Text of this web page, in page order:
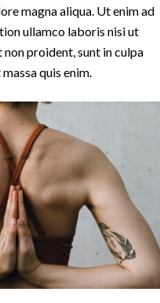
magna aliqua. Ut enim ad
ullamco laboris nisi ut
proident, sunt in culpa
quis enim.